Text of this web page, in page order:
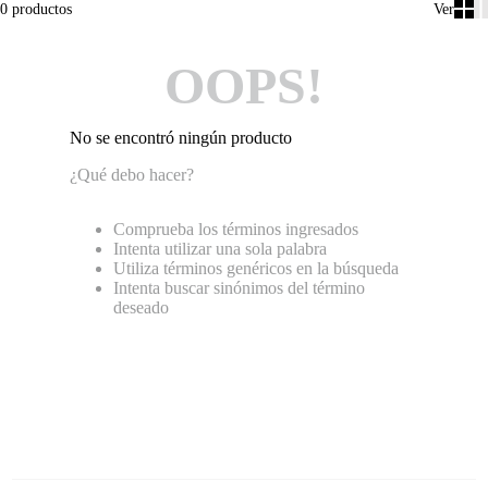
0 productos
OOPS!
No se encontró ningún producto
¿Qué debo hacer?
Comprueba los términos ingresados
Intenta utilizar una sola palabra
Utiliza términos genéricos en la búsqueda
Intenta buscar sinónimos del término
deseado